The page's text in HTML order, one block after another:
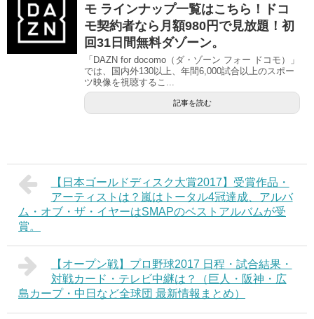
モ ラインナップ一覧はこちら！ドコ
モ契約者なら月額980円で見放題！初
回31日間無料ダゾーン。
「DAZN for docomo（ダ・ゾーン フォー ドコモ）」
では、国内外130以上、年間6,000試合以上のスポー
ツ映像を視聴するこ...
記事を読む
【日本ゴールドディスク大賞2017】受賞作品・
アーティストは？嵐はトータル4冠達成、アルバ
ム・オブ・ザ・イヤーはSMAPのベストアルバムが受
賞。
【オープン戦】プロ野球2017 日程・試合結果・
対戦カード・テレビ中継は？（巨人・阪神・広
島カープ・中日など全球団 最新情報まとめ）